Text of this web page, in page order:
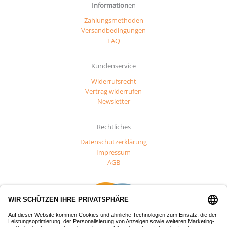
Informationen
Zahlungsmethoden
Versandbedingungen
FAQ
Kundenservice
Widerrufsrecht
Vertrag widerrufen
Newsletter
Rechtliches
Datenschutzerklärung
Impressum
AGB